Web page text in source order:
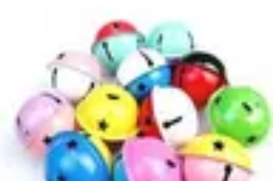
Saveurs et VariétésDécoration et
Chocolats BioRecettes et DIY
Chocolats de Pâques